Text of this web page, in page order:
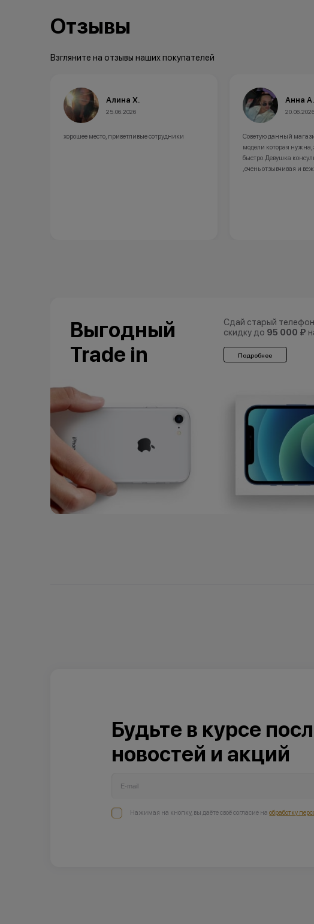
Отзывы
Взгляните на отзывы наших покупателей
Анна А.
20.06.2026
Советую данный магазин ,в наличии не было
15.06.2026
Отличные сотрудники,
товара!
Выгодный
Trade in
Сдай старый
скидку до 95 000 ₽
Подробнее
Будьте в курсе
новостей и акций
Нажимая на кнопку, вы даёте своё согласие наобработку